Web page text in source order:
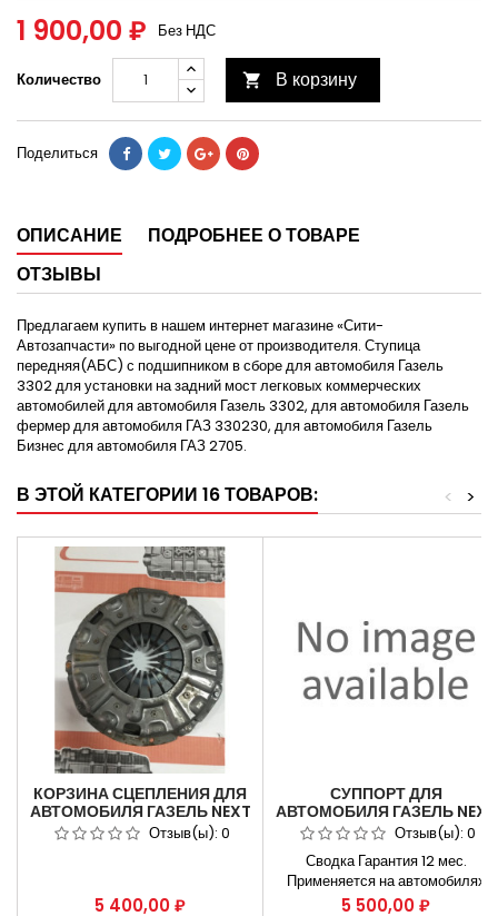
1 900,00 ₽ Без НДС
Количество  В корзину
Поделиться
ОПИСАНИЕ
ПОДРОБНЕЕ О ТОВАРЕ
ОТЗЫВЫ
Предлагаем купить в нашем интернет магазине «Сити-
Автозапчасти» по выгодной цене от производителя. Ступица
передняя(АБС) с подшипником в сборе для автомобиля Газель
3302 для установки на задний мост легковых коммерческих
автомобилей для автомобиля Газель 3302, для автомобиля Газель
фермер для автомобиля ГАЗ 330230, для автомобиля Газель
Бизнес для автомобиля ГАЗ 2705.
В ЭТОЙ КАТЕГОРИИ 16 ТОВАРОВ: >
<
КОРЗИНА СЦЕПЛЕНИЯ ДЛЯ
АВТОМОБИЛЯ ГАЗЕЛЬ NEXT
ДВ.CUMMINS ISF 2.8 ЕВРО-4
КПП Н/О A21R22.1601090
Отзыв(ы): 0
Цена
5 400,00 ₽
СУППОРТ ДЛЯ
АВТОМОБИЛЯ ГАЗЕЛЬ NEXT
4,6 Т ЗАДНИЙ ПРАВЫЙ/
ЛЕВЫЙ C41R92.3502136/
С41R92.3502137
Отзыв(ы): 0
Сводка Гарантия 12 мес.
Применяется на автомобилях
ГАЗель NEXT 4,6 т задний
Цена
5 500,00 ₽